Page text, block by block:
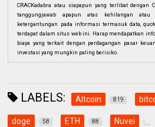
CRACKadabra atau siapapun yang terlibat dengan
tanggungjawab apapun atas kehilangan
ketergantungan pada informasi termasuk data,
terdapat dalam situs web ini. Harap mendapatkan
biaya yang terkait dengan perdagangan pasar
investasi yang mungkin paling berisiko.
LABELS: Altcoin 819
doge 58 ETH 88 Nuvei